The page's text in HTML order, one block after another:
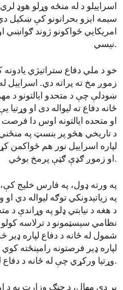
اسراییلو د له منځه وړلو هوډ
سیمه ایزو بحرانونو کې ښکیل
امریکایي ځواکونو ژوند
نیسي.
خو د ملي دفاع ستراتیژي
زموږ مخ ته پراته دي. اسراییل
ښودلې چې د متحدو ایالتونو د
ځانه دفاع ته لیواله دی او
او متحده ایالتونه اوس دا
د تاریخي هڅو پر بنسټ په
لپاره اسراییل نور هم ځواکمن
او زموږ ګډې ګټې پرمخ بوځي.
په ورته ډول، په فارس خلیج کې،
په زیاتیدونکي توګه لیواله دي
د هغه د نیابتي ډلو په وړاندې د
نظامي سیسټمونو د ترلاسه
شمول له ځانه د دفاع لپاره ډیر
لپاره ډیر فرصتونه رامینځته
وړتیا ورکړي چې له ځانه د دفاع لپاره ډیر څه وکړي.
یر دې مهال، د جنګ وزارت به د